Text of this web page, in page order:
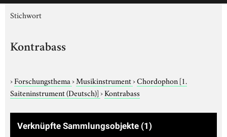
Stichwort
Kontrabass
›Forschungsthema›Musikinstrument›Chordophon [1.
Saiteninstrument (Deutsch)]›Kontrabass
Verknüpfte Sammlungsobjekte (1)